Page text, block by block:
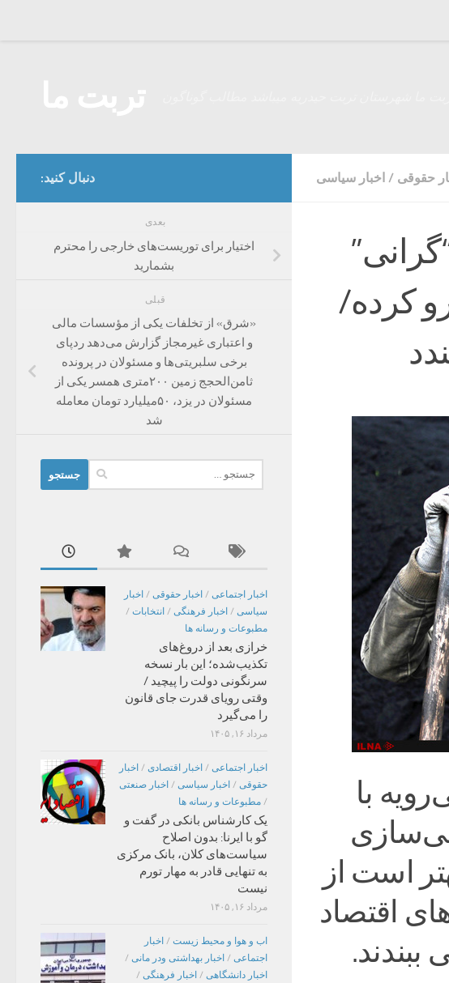
حقوقی / اخبار سیاسی
کرده/
با
است از
اقتصاد
دنبال کنید:
بعدی
اختیار برای توریست‌های خارجی را محترم
بشمارید
قبلی
«شرق» از تخلفات یکی از مؤسسات مالی
و اعتباری غیرمجاز گزارش می‌دهد ردپای
برخی سلبریتی‌ها و مسئولان در پرونده
ثامن‌الحجج زمین ۲۰۰متری همسر یکی از
مسئولان در یزد، ۵۰میلیارد تومان معامله
شد
برای:
اخبار اجتماعی / اخبار حقوقی / اخبار
سیاسی / اخبار فرهنگی / انتخابات /
مطبوعات و رسانه ها
خرازی بعد از دروغ‌های
تکذیب‌شده؛ این بار نسخه
سرنگونی دولت را پیچید /
وقتی رویای قدرت جای قانون
را می‌گیرد
مرداد ۱۶, ۱۴۰۵
اخبار اجتماعی / اخبار اقتصادی / اخبار
حقوقی / اخبار سیاسی / اخبار صنعتی
/ مطبوعات و رسانه ها
یک کارشناس بانکی در گفت و
گو با ایرنا: بدون اصلاح
سیاست‌های کلان، بانک مرکزی
به تنهایی قادر به مهار تورم
نیست
مرداد ۱۶, ۱۴۰۵
اب و هوا و محیط زیست / اخبار
اجتماعی / اخبار بهداشتی ودر مانی /
اخبار دانشگاهی / اخبار فرهنگی /